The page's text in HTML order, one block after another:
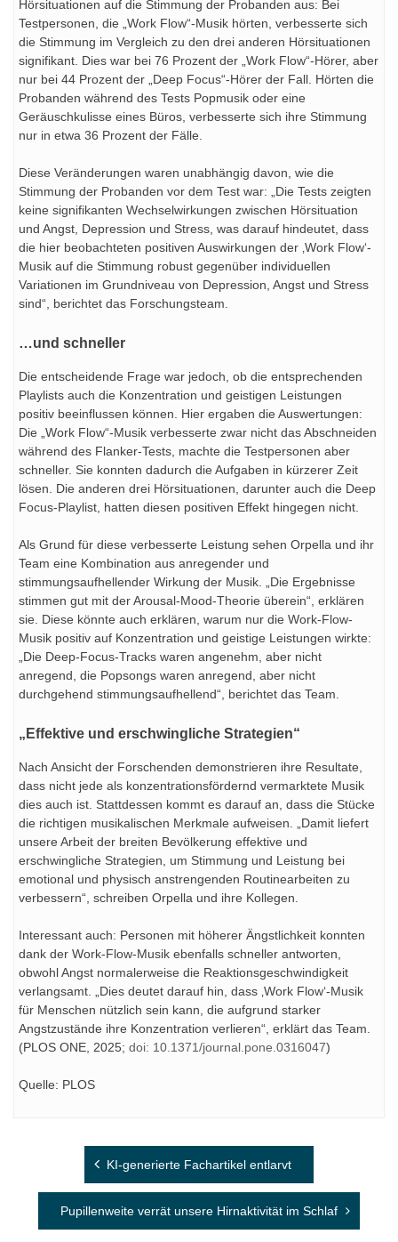
Hörsituationen auf die Stimmung der Probanden aus: Bei
Testpersonen, die „Work Flow“-Musik hörten, verbesserte sich
die Stimmung im Vergleich zu den drei anderen Hörsituationen
signifikant. Dies war bei 76 Prozent der „Work Flow“-Hörer, aber
nur bei 44 Prozent der „Deep Focus“-Hörer der Fall. Hörten die
Probanden während des Tests Popmusik oder eine
Geräuschkulisse eines Büros, verbesserte sich ihre Stimmung
nur in etwa 36 Prozent der Fälle.
Diese Veränderungen waren unabhängig davon, wie die
Stimmung der Probanden vor dem Test war: „Die Tests zeigten
keine signifikanten Wechselwirkungen zwischen Hörsituation
und Angst, Depression und Stress, was darauf hindeutet, dass
die hier beobachteten positiven Auswirkungen der ‚Work Flow‘-
Musik auf die Stimmung robust gegenüber individuellen
Variationen im Grundniveau von Depression, Angst und Stress
sind“, berichtet das Forschungsteam.
…und schneller
Die entscheidende Frage war jedoch, ob die entsprechenden
Playlists auch die Konzentration und geistigen Leistungen
positiv beeinflussen können. Hier ergaben die Auswertungen:
Die „Work Flow“-Musik verbesserte zwar nicht das Abschneiden
während des Flanker-Tests, machte die Testpersonen aber
schneller. Sie konnten dadurch die Aufgaben in kürzerer Zeit
lösen. Die anderen drei Hörsituationen, darunter auch die Deep
Focus-Playlist, hatten diesen positiven Effekt hingegen nicht.
Als Grund für diese verbesserte Leistung sehen Orpella und ihr
Team eine Kombination aus anregender und
stimmungsaufhellender Wirkung der Musik. „Die Ergebnisse
stimmen gut mit der Arousal-Mood-Theorie überein“, erklären
sie. Diese könnte auch erklären, warum nur die Work-Flow-
Musik positiv auf Konzentration und geistige Leistungen wirkte:
„Die Deep-Focus-Tracks waren angenehm, aber nicht
anregend, die Popsongs waren anregend, aber nicht
durchgehend stimmungsaufhellend“, berichtet das Team.
„Effektive und erschwingliche Strategien“
Nach Ansicht der Forschenden demonstrieren ihre Resultate,
dass nicht jede als konzentrationsfördernd vermarktete Musik
dies auch ist. Stattdessen kommt es darauf an, dass die Stücke
die richtigen musikalischen Merkmale aufweisen. „Damit liefert
unsere Arbeit der breiten Bevölkerung effektive und
erschwingliche Strategien, um Stimmung und Leistung bei
emotional und physisch anstrengenden Routinearbeiten zu
verbessern“, schreiben Orpella und ihre Kollegen.
Interessant auch: Personen mit höherer Ängstlichkeit konnten
dank der Work-Flow-Musik ebenfalls schneller antworten,
obwohl Angst normalerweise die Reaktionsgeschwindigkeit
verlangsamt. „Dies deutet darauf hin, dass ‚Work Flow‘-Musik
für Menschen nützlich sein kann, die aufgrund starker
Angstzustände ihre Konzentration verlieren“, erklärt das Team.
(PLOS ONE, 2025; doi: 10.1371/journal.pone.0316047)
Quelle: PLOS
Beitragsnavigation
KI-generierte Fachartikel entlarvt
Pupillenweite verrät unsere Hirnaktivität im Schlaf